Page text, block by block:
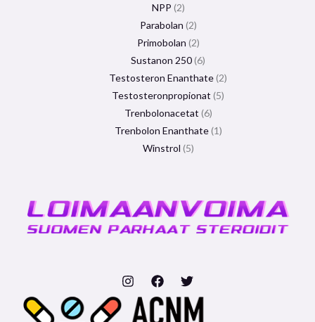
NPP 2
Parabolan 2
Primobolan 2
Sustanon 250 6
Testosteron Enanthate 2
Testosteronpropionat 5
Trenbolonacetat 6
Trenbolon Enanthate 1
Winstrol 5